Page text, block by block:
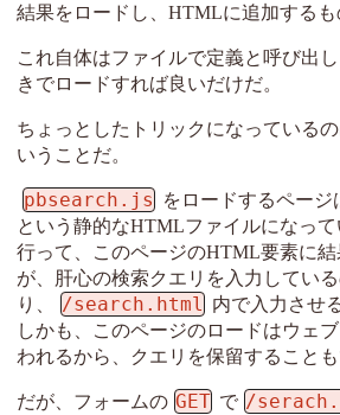
結果をロードし、HTMLに追加するも
これ自体はファイルで定義と呼び出し
きでロードすれば良いだけだ。
ちょっとしたトリックになっている
いうことだ。
pbsearch.js をロードするページ
という静的なHTMLファイルになっ
行って、このページのHTML要素に
が、肝心の検索クエリを入力してい
り、
/search.html 内で入力させ
しかも、このページのロードはウェ
われるから、クエリを保留することも
だが、フォームの GET で /